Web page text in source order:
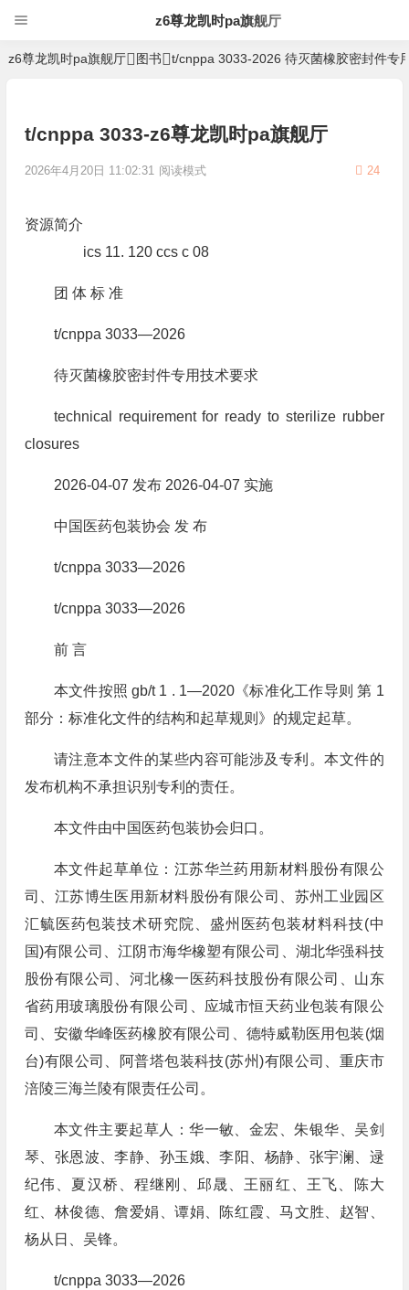
z6尊龙凯时pa旗舰厅
z6尊龙凯时pa旗舰厅 图书 t/cnppa 3033-2026 待灭菌橡胶密封件专
t/cnppa 3033-z6尊龙凯时pa旗舰厅
2026年4月20日 11:02:31 24
阅读模式
资源简介
ics 11. 120 ccs c 08
团 体 标 准
t/cnppa 3033—2026
待灭菌橡胶密封件专用技术要求
technical requirement for ready to sterilize rubber
closures
2026‑04‑07 发布 2026‑04‑07 实施
中国医药包装协会 发 布
t/cnppa 3033—2026
t/cnppa 3033—2026
前 言
本文件按照 gb/t 1 . 1—2020《标准化工作导则 第 1
部分：标准化文件的结构和起草规则》的规定起草。
请注意本文件的某些内容可能涉及专利。本文件的
发布机构不承担识别专利的责任。
本文件由中国医药包装协会归口。
本文件起草单位：江苏华兰药用新材料股份有限公
司、江苏博生医用新材料股份有限公司、苏州工业园区
汇毓医药包装技术研究院、盛州医药包装材料科技(中
国)有限公司、江阴市海华橡塑有限公司、湖北华强科技
股份有限公司、河北橡一医药科技股份有限公司、山东
省药用玻璃股份有限公司、应城市恒天药业包装有限公
司、安徽华峰医药橡胶有限公司、德特威勒医用包装(烟
台)有限公司、阿普塔包装科技(苏州)有限公司、重庆市
涪陵三海兰陵有限责任公司。
本文件主要起草人：华一敏、金宏、朱银华、吴剑
琴、张恩波、李静、孙玉娥、李阳、杨静、张宇澜、逯
纪伟、夏汉桥、程继刚、邱晟、王丽红、王飞、陈大
红、林俊德、詹爱娟、谭娟、陈红霞、马文胜、赵智、
杨从日、吴锋。
t/cnppa 3033—2026